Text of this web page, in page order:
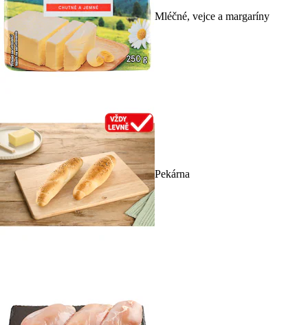
Mléčné, vejce a margaríny
Pekárna